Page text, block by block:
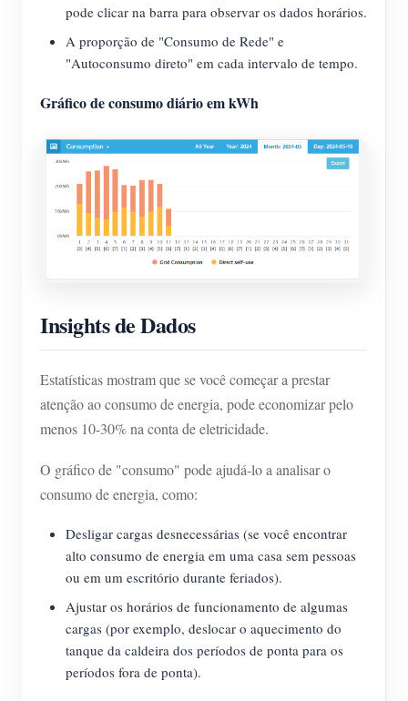
pode clicar na barra para observar os dados horários.
A proporção de "Consumo de Rede" e
"Autoconsumo direto" em cada intervalo de tempo.
Gráfico de consumo diário em kWh
Insights de Dados
Estatísticas mostram que se você começar a prestar
atenção ao consumo de energia, pode economizar pelo
menos 10-30% na conta de eletricidade.
O gráfico de "consumo" pode ajudá-lo a analisar o
consumo de energia, como:
Desligar cargas desnecessárias (se você encontrar
alto consumo de energia em uma casa sem pessoas
ou em um escritório durante feriados).
Ajustar os horários de funcionamento de algumas
cargas (por exemplo, deslocar o aquecimento do
tanque da caldeira dos períodos de ponta para os
períodos fora de ponta).